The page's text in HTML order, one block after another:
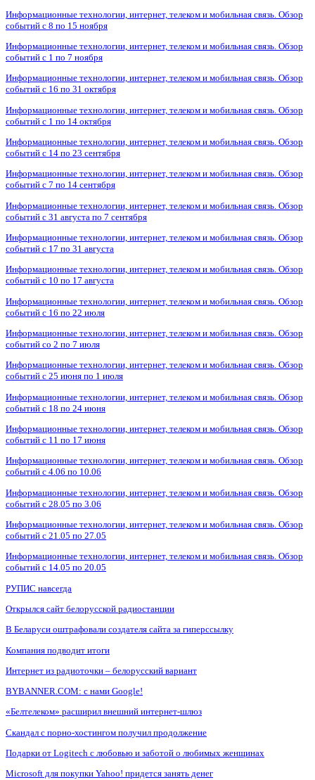
Информационные технологии, интернет, телеком и мобильная связь. Обзор
событий с 8 по 15 ноября
Информационные технологии, интернет, телеком и мобильная связь. Обзор
событий с 1 по 7 ноября
Информационные технологии, интернет, телеком и мобильная связь. Обзор
событий с 16 по 31 октября
Информационные технологии, интернет, телеком и мобильная связь. Обзор
событий с 1 по 14 октября
Информационные технологии, интернет, телеком и мобильная связь. Обзор
событий с 14 по 23 сентября
Информационные технологии, интернет, телеком и мобильная связь. Обзор
событий с 7 по 14 сентября
Информационные технологии, интернет, телеком и мобильная связь. Обзор
событий с 31 августа по 7 сентября
Информационные технологии, интернет, телеком и мобильная связь. Обзор
событий с 17 по 31 августа
Информационные технологии, интернет, телеком и мобильная связь. Обзор
событий с 10 по 17 августа
Информационные технологии, интернет, телеком и мобильная связь. Обзор
событий с 16 по 22 июля
Информационные технологии, интернет, телеком и мобильная связь. Обзор
событий со 2 по 7 июля
Информационные технологии, интернет, телеком и мобильная связь. Обзор
событий с 25 июня по 1 июля
Информационные технологии, интернет, телеком и мобильная связь. Обзор
событий с 18 по 24 июня
Информационные технологии, интернет, телеком и мобильная связь. Обзор
событий с 11 по 17 июня
Информационные технологии, интернет, телеком и мобильная связь. Обзор
событий с 4.06 по 10.06
Информационные технологии, интернет, телеком и мобильная связь. Обзор
событий с 28.05 по 3.06
Информационные технологии, интернет, телеком и мобильная связь. Обзор
событий с 21.05 по 27.05
Информационные технологии, интернет, телеком и мобильная связь. Обзор
событий с 14.05 по 20.05
РУПИС навсегда
Открылся сайт белорусской радиостанции
В Беларуси оштрафовали создателя сайта за гиперссылку
Компания подводит итоги
Интернет из радиоточки – белорусский вариант
BYBANNER.COM: c нами Google!
«Белтелеком» расширил внешний интернет-шлюз
Скандал с порно-хостингом получил продолжение
Подарки от Logitech с любовью и заботой о любимых женщинах
Microsoft для покупки Yahoo! придется занять денег